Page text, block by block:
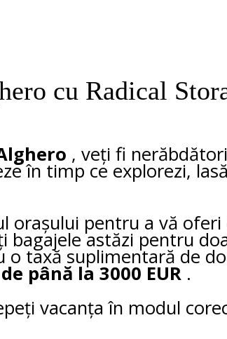
cu Radical
, veți fi
în timp ce explorezi,
orașului pentru a vă
bagajele astăzi pentru
taxă suplimentară de
până la 3000 EUR .
vacanța în modul